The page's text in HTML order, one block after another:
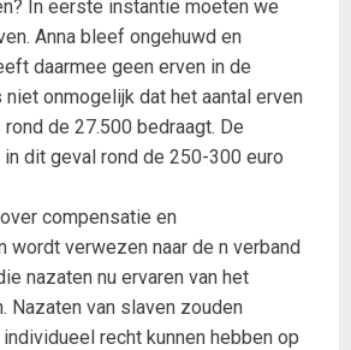
In eerste instantie moeten we
Anna bleef ongehuwd en
daarmee geen erven in de
onmogelijk dat het aantal erven
de 27.500 bedraagt. De
dit geval rond de 250-300 euro
compensatie en
wordt verwezen naar de n verband
nazaten nu ervaren van het
Nazaten van slaven zouden
recht kunnen hebben op